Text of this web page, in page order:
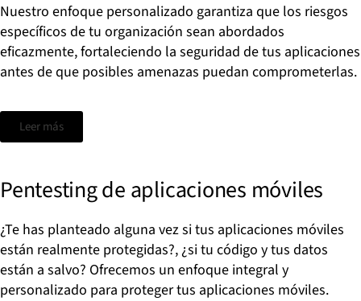
Nuestro enfoque personalizado garantiza que los riesgos
específicos de tu organización sean abordados
eficazmente, fortaleciendo la seguridad de tus aplicaciones
antes de que posibles amenazas puedan comprometerlas.
Leer más
Pentesting de aplicaciones móviles
¿Te has planteado alguna vez si tus aplicaciones móviles
están realmente protegidas?, ¿si tu código y tus datos
están a salvo? Ofrecemos un enfoque integral y
personalizado para protegertus aplicaciones móviles.